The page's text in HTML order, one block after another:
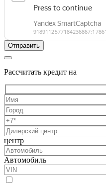
Рассчитать кредит на
центр
Автомобиль